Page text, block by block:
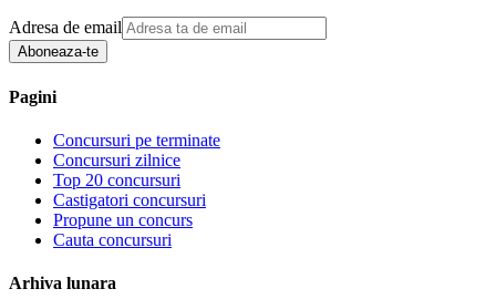
Adresa de email
Aboneaza-te
Pagini
Concursuri pe terminate
Concursuri zilnice
Top 20 concursuri
Castigatori concursuri
Propune un concurs
Cauta concursuri
Arhiva lunara